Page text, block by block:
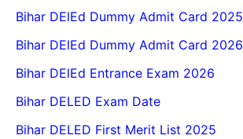
Bihar DElEd Dummy Admit Card 2025
Bihar DElEd Dummy Admit Card 2026
Bihar DElEd Entrance Exam 2026
Bihar DELED Exam Date
Bihar DELED First Merit List 2025